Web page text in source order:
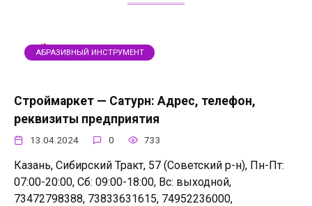
АБРАЗИВНЫЙ ИНСТРУМЕНТ
Строймаркет — Сатурн: Адрес, телефон,
реквизиты предприятия
13.04.2024 0 733
Казань, Сибирский Тракт, 57 (Советский р-н), Пн-Пт:
07:00-20:00, Сб: 09:00-18:00, Вс: выходной,
73472798388, 73833631615, 74952236000,